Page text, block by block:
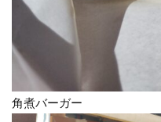
角煮バーガー